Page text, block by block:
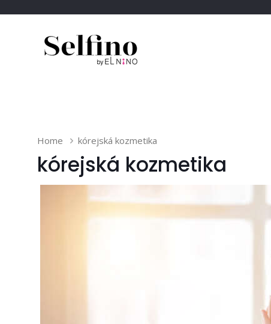
Home kórejská kozmetika
kórejská kozmetika